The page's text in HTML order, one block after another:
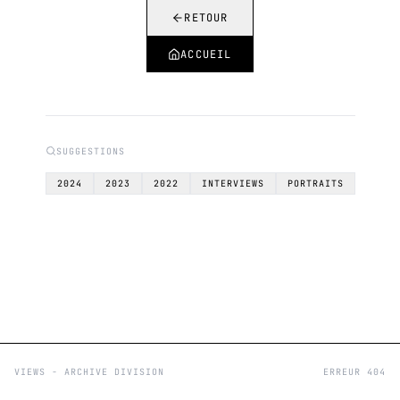
RETOUR
ACCUEIL
SUGGESTIONS
2024 2023 2022 INTERVIEWS PORTRAITS
VIEWS - ARCHIVE DIVISION ERREUR 404